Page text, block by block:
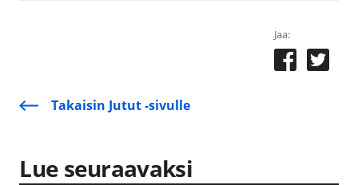
Jaa:
Takaisin Jutut -sivulle
Lue seuraavaksi